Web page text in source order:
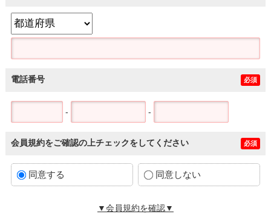
電話番号 必須
- -
会員規約をご確認の上チェックをしてください 必須
同意する 同意しない
▼会員規約を確認▼